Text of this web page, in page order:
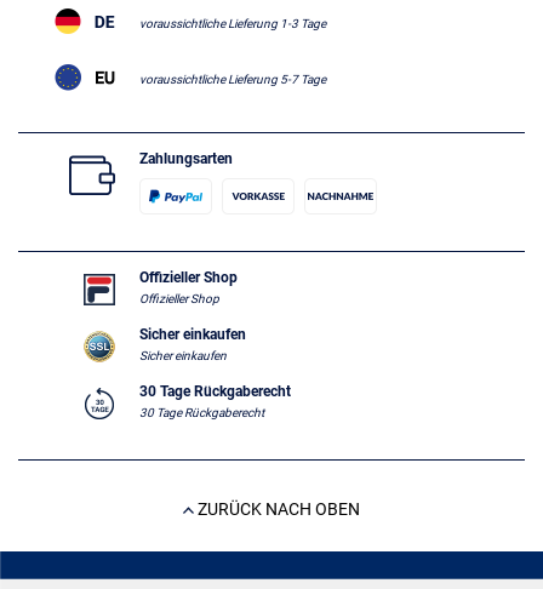
voraussichtliche Lieferung 1-3 Tage
voraussichtliche Lieferung 5-7 Tage
Zahlungsarten
Offizieller Shop
Offizieller Shop
Sicher einkaufen
Sicher einkaufen
30 Tage Rückgaberecht
30 Tage Rückgaberecht
ZURÜCK NACH OBEN